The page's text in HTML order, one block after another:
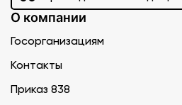
О компании
Госорганизациям
Контакты
Приказ 838